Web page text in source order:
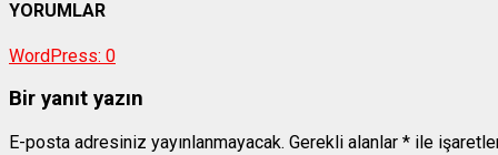
YORUMLAR
WordPress: 0
Bir yanıt yazın
E-posta adresiniz yayınlanmayacak. Gerekli alanlar * ile